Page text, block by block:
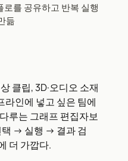
로를 공유하고 반복 실행
듦
클립, 3D·오디오 소재
라인에 넣고 싶은 팀에
루는 그래프 편집자보
택 → 실행 → 결과 검
더 가깝다.